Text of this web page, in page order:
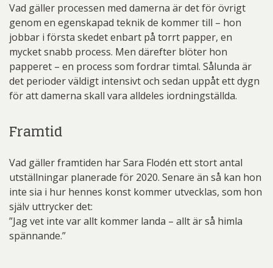
Vad gäller processen med damerna är det för övrigt
genom en egenskapad teknik de kommer till – hon
jobbar i första skedet enbart på torrt papper, en
mycket snabb process. Men därefter blöter hon
papperet – en process som fordrar timtal. Sålunda är
det perioder väldigt intensivt och sedan uppåt ett dygn
för att damerna skall vara alldeles iordningställda.
Framtid
Vad gäller framtiden har Sara Flodén ett stort antal
utställningar planerade för 2020. Senare än så kan hon
inte sia i hur hennes konst kommer utvecklas, som hon
själv uttrycker det:
”Jag vet inte var allt kommer landa – allt är så himla
spännande.”